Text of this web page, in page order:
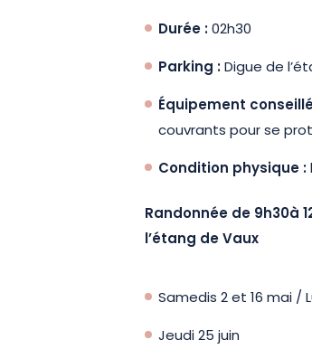
Durée :02h30
Parking :Digue de
Équipement
couvrants pour se
Condition physique :
Randonnée de 9h30à
l’étang de Vaux
Samedis 2 et 16 mai /
Jeudi 25 juin